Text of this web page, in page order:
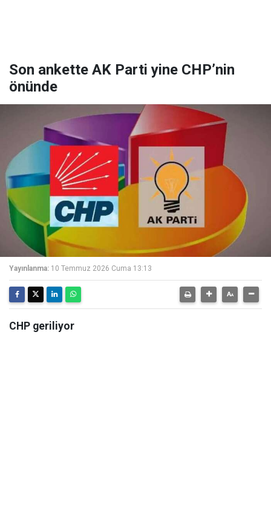
Son ankette AK Parti yine CHP’nin
önünde
Yayınlanma: 10 Temmuz 2026 Cuma 13:13
CHP geriliyor